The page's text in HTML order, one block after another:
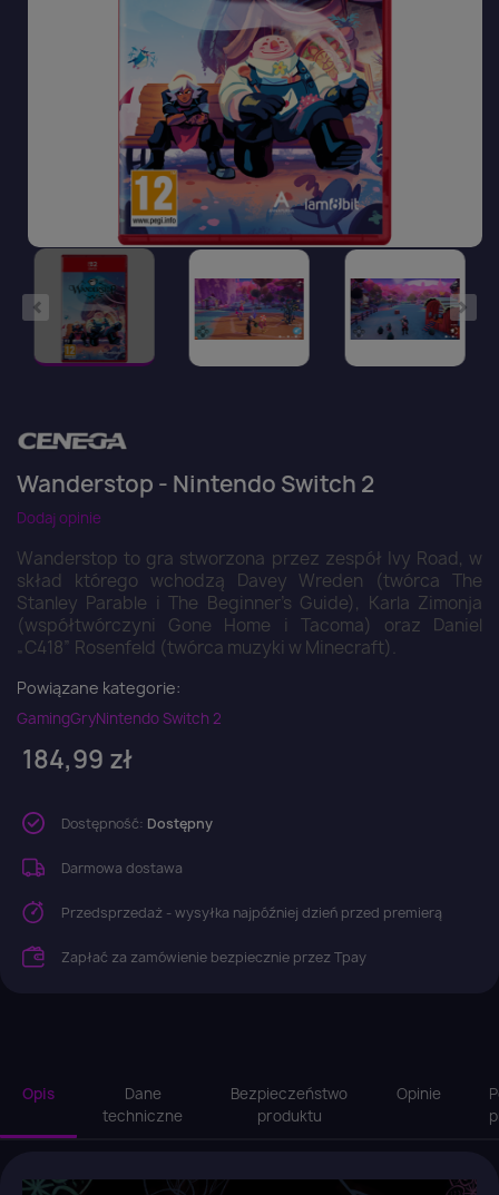
Wanderstop - Nintendo Switch 2
Dodaj opinie
Wanderstop to gra stworzona przez zespół Ivy Road, w
skład którego wchodzą Davey Wreden (twórca The
Stanley Parable i The Beginner's Guide), Karla Zimonja
(współtwórczyni Gone Home i Tacoma) oraz Daniel
„C418” Rosenfeld (twórca muzyki w Minecraft).
Powiązane kategorie:
GamingGryNintendo Switch 2
184,99 zł
Dostępność: Dostępny
Darmowa dostawa
Przedsprzedaż - wysyłka najpóźniej dzień przed premierą
Zapłać za zamówienie bezpiecznie przez Tpay
Opis
Dane
techniczne
Bezpieczeństwo
produktu
Opinie